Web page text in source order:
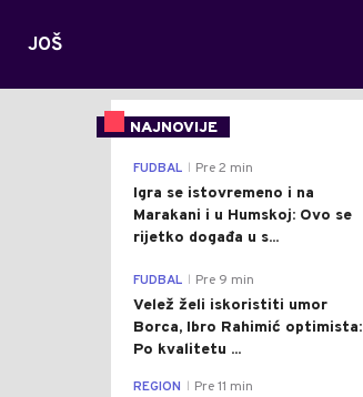
JOŠ
NAJNOVIJE
FUDBAL Pre 2 min
Igra se istovremeno i na
Marakani i u Humskoj: Ovo se
rijetko događa u s...
FUDBAL Pre 9 min
Velež želi iskoristiti umor
Borca, Ibro Rahimić optimista:
Po kvalitetu ...
REGION Pre 11 min